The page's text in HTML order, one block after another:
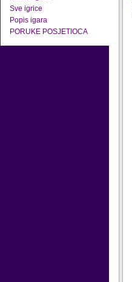
Sve igrice
Popis igara
PORUKE POSJETIOCA